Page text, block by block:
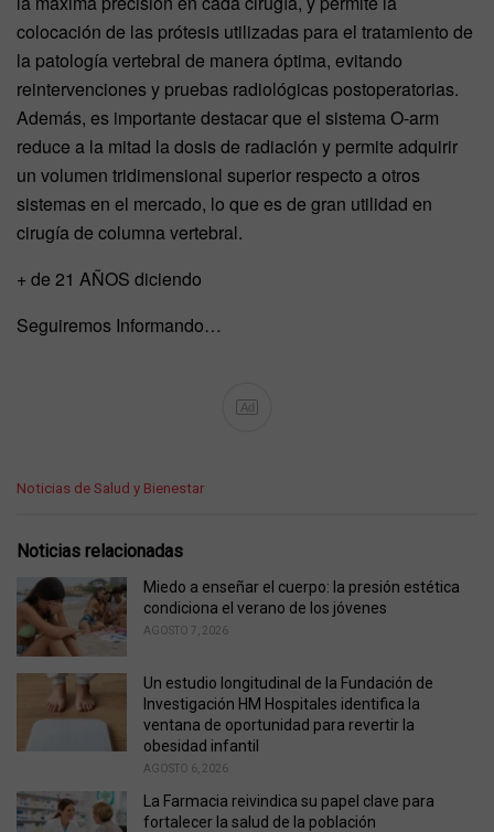
colocación de las prótesis utilizadas para el tratamiento de
la patología vertebral de manera óptima, evitando
reintervenciones y pruebas radiológicas postoperatorias.
Además, es importante destacar que el sistema O-arm
reduce a la mitad la dosis de radiación y permite adquirir
un volumen tridimensional superior respecto a otros
sistemas en el mercado, lo que es de gran utilidad en
cirugía de columna vertebral.
+ de 21 AÑOS diciendo
Seguiremos Informando…
Ad
C
e
r
e
Noticias de Salud y Bienestar
Noticias relacionadas
Miedo a enseñar el cuerpo: la presión estética
condiciona el verano de los jóvenes
AGOSTO 7, 2026
Un estudio longitudinal de la Fundación de
Investigación HM Hospitales identifica la
ventana de oportunidad para revertir la
obesidad infantil
AGOSTO 6, 2026
La Farmacia reivindica su papel clave para
fortalecer la salud de la población